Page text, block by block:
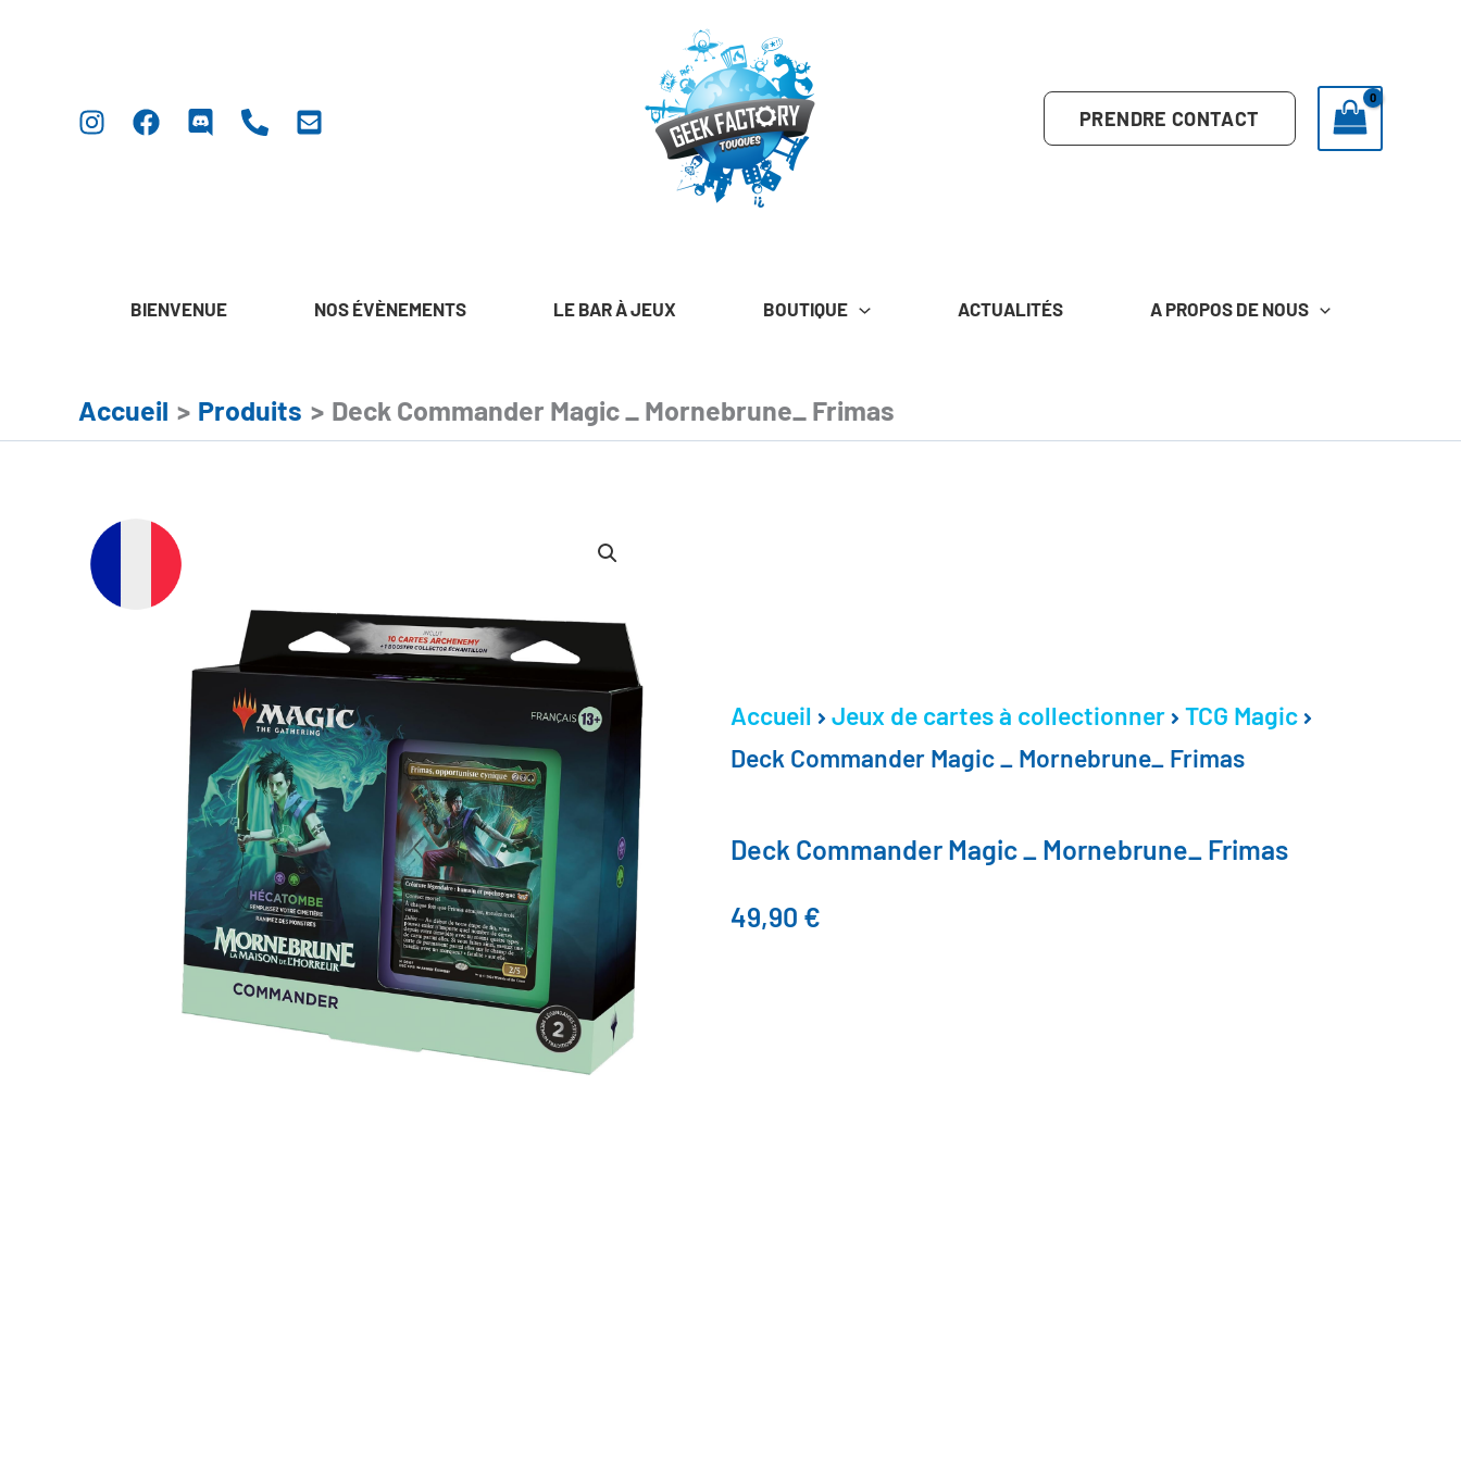
contenu
PRENDRE CONTACT
BIENVENUE NOS ÉVÈNEMENTS LE BAR À JEUX BOUTIQUE ACTUALITÉS A PROPOS DE NOUS
Accueil Produits Deck Commander Magic _ Mornebrune_ Frimas
Accueil Jeux de cartes à collectionner
TCG Magic
Deck Commander Magic _ Mornebrune_ Frimas
Deck Commander Magic _ Mornebrune_ Frimas
49,90 €